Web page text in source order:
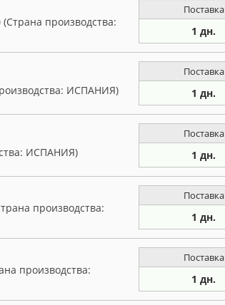
производства:
Поставка
1 дн.
ИСПАНИЯ)
Поставка
1 дн.
ИСПАНИЯ)
Поставка
1 дн.
производства:
Поставка
1 дн.
производства:
Поставка
1 дн.